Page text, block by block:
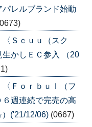
パレルブランド始動
Ｓｃｕｕ（スク
かしＥＣ参入 （20
Ｆｏｒｂｕｌ（フ
週連続で完売の高
('21/12/06) (0667)